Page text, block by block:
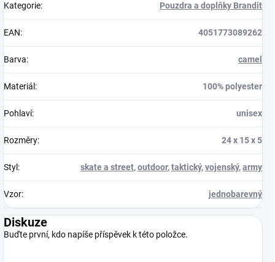
Kategorie: Pouzdra a doplňky Brandit
EAN: 4051773089262
Barva: camel
Materiál : 100% polyester
Pohlaví: unisex
Rozměry: 24 x 15 x 5
Styl : skate a street,outdoor,taktický,vojenský,army
Vzor: jednobarevný
Diskuze
Buďte první, kdo napíše příspěvek k této položce.